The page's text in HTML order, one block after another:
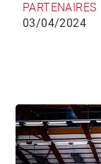
PARTENAIRES
03/04/2024